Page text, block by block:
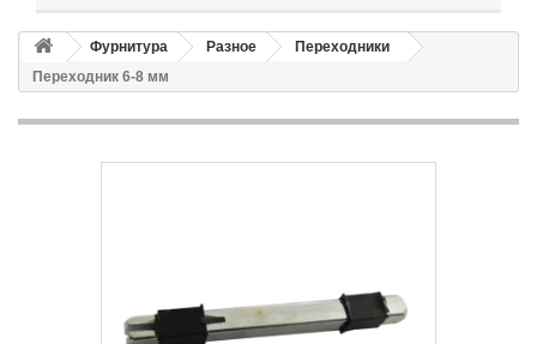
Фурнитура Разное
Переходники
Переходник 6-8 мм